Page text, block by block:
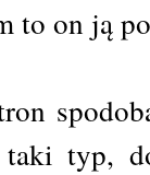
to on ją
typ,